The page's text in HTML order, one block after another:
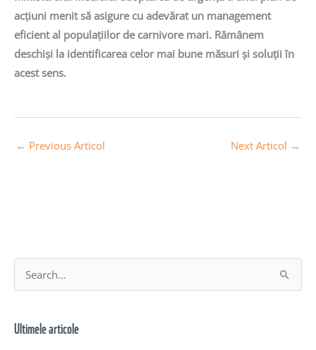
acțiuni menit să asigure cu adevărat un management
eficient al populațiilor de carnivore mari. Rămânem
deschiși la identificarea celor mai bune măsuri și soluții în
acest sens.
← Previous Articol Next Articol →
r
Ultimele articole
r
i